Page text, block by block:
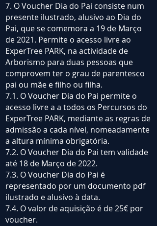
7. O Voucher Dia do Pai consiste num
presente ilustrado, alusivo ao Dia do
Pai, que se comemora a 19 de Março
de 2021. Permite o acesso livre ao
ExperTree PARK, na actividade de
Arborismo para duas pessoas que
comprovem ter o grau de parentesco
pai ou mãe e filho ou filha.
7.1. O Voucher Dia do Pai permite o
acesso livre a a todos os Percursos do
ExperTree PARK, mediante as regras de
admissão a cada nível, nomeadamente
a altura mínima obrigatória.
7.2. O Voucher Dia do Pai tem validade
até 18 de Março de 2022.
7.3. O Voucher Dia do Pai é
representado por um documento pdf
ilustrado e alusivo à data.
7.4. O valor de aquisição é de 25€ por
voucher.